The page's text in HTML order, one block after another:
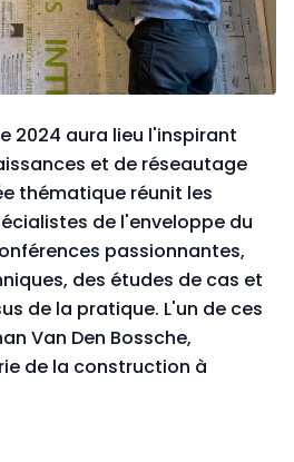
2024 aura lieu l'inspirant
et de réseautage
thématique réunit les
de l'enveloppe du
passionnantes,
des études de cas et
de la pratique. L'un de ces
Van Den Bossche,
de la construction à